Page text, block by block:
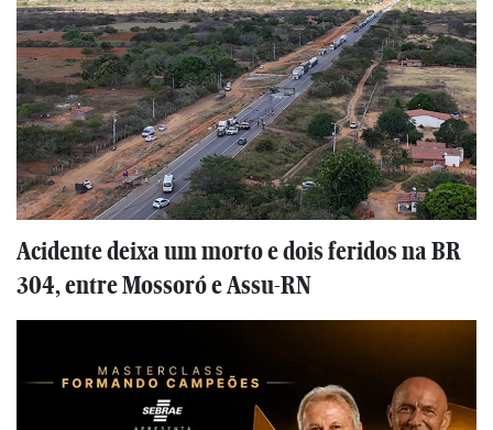
Acidente deixa um morto e dois feridos na BR
304, entre Mossoró e Assu-RN